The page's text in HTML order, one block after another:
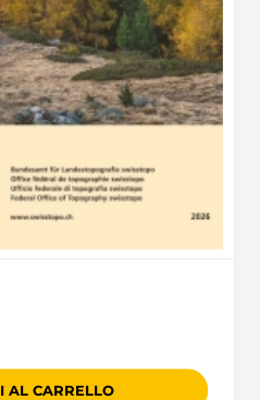
Badesee, der zu
Auf der Südseite des
lassen sich in
noch die müden
Postauto~ haltestelle
nur noch wenige
AL CARRELLO